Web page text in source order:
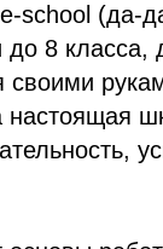
school (да-
8 класса,
своими
настоящая